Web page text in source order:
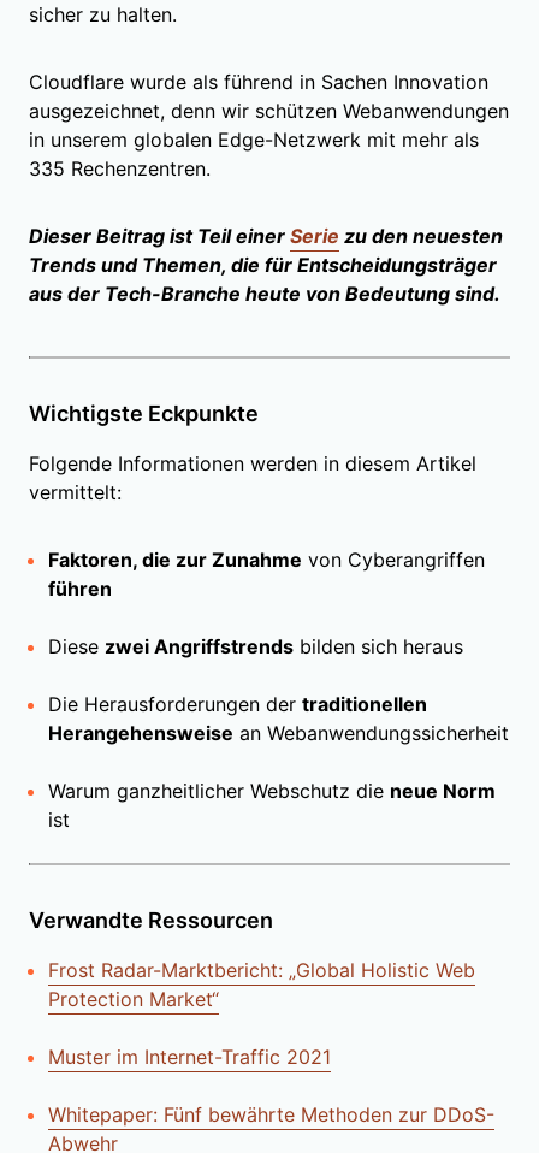
sicher zu halten.
Cloudflare wurde als führend in Sachen Innovation
ausgezeichnet, denn wir schützen Webanwendungen
in unserem globalen Edge-Netzwerk mit mehr als
335 Rechenzentren.
Dieser Beitrag ist Teil einer Serie zu den neuesten
Trends und Themen, die für Entscheidungsträger
aus der Tech-Branche heute von Bedeutung sind.
Wichtigste Eckpunkte
Folgende Informationen werden in diesem Artikel
vermittelt:
Faktoren, die zur Zunahme von Cyberangriffen
führen
Diese zwei Angriffstrends bilden sich heraus
Die Herausforderungen der traditionellen
Herangehensweise an Webanwendungssicherheit
Warum ganzheitlicher Webschutz die neue Norm
ist
Verwandte Ressourcen
Frost Radar-Marktbericht: „Global Holistic Web
Protection Market“
Muster im Internet-Traffic 2021
Whitepaper: Fünf bewährte Methoden zur DDoS-
Abwehr